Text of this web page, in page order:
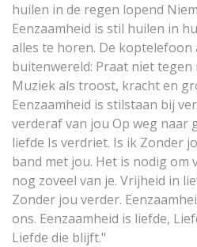
huilen in de regen lopend
Eenzaamheid is stil huilen in
alles te horen. De koptelefoon
buitenwereld: Praat niet tegen
Muziek als troost, kracht en
Eenzaamheid is stilstaan bij
verderaf van jou Op weg naar
liefde Is verdriet. Is ik Zonder
band met jou. Het is nodig om
nog zoveel van je. Vrijheid in
Zonder jou verder.
ons. Eenzaamheid is liefde,
Liefde die blijft."